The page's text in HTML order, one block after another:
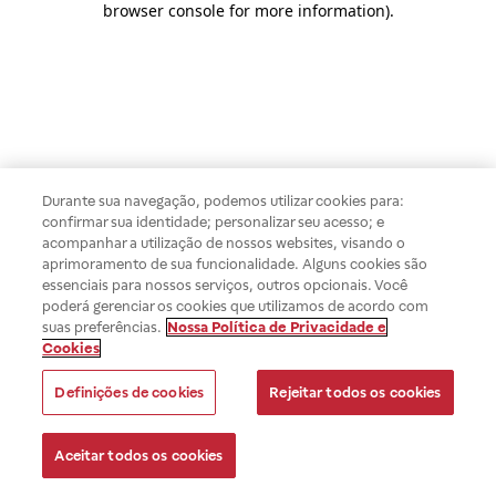
browser console for more information).
Durante sua navegação, podemos utilizar cookies para:
confirmar sua identidade; personalizar seu acesso; e
acompanhar a utilização de nossos websites, visando o
aprimoramento de sua funcionalidade. Alguns cookies são
essenciais para nossos serviços, outros opcionais. Você
poderá gerenciar os cookies que utilizamos de acordo com
suas preferências. Nossa Política de Privacidade e
Cookies
Definições de cookies Rejeitar todos os cookies
Aceitar todos os cookies